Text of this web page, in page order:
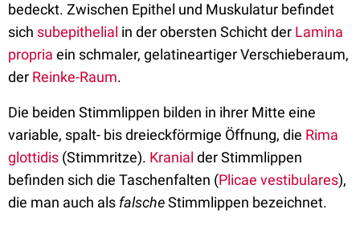
bedeckt. Zwischen Epithel und Muskulatur befindet
sich subepithelial in der obersten Schicht der Lamina
propria ein schmaler, gelatineartiger Verschieberaum,
der Reinke-Raum.
Die beiden Stimmlippen bilden in ihrer Mitte eine
variable, spalt- bis dreieckförmige Öffnung, die Rima
glottidis (Stimmritze). Kranial der Stimmlippen
befinden sich die Taschenfalten (Plicae vestibulares),
die man auch als falscheStimmlippen bezeichnet.